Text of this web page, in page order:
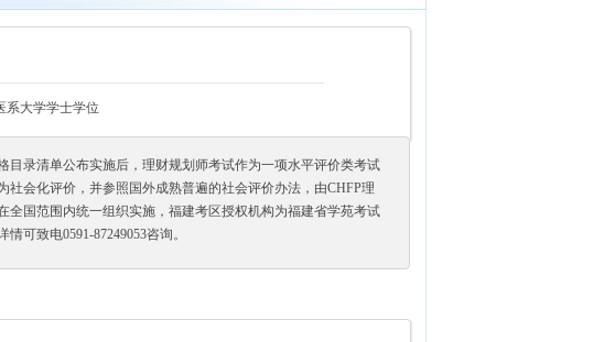
系大学学士学位
目录清单公布实施后，理财规划师考试作为一项水平评价类考试
社会化评价，并参照国外成熟普遍的社会评价办法，由CHFP理
全国范围内统一组织实施，福建考区授权机构为福建省学苑考试
可致电0591-87249053咨询。